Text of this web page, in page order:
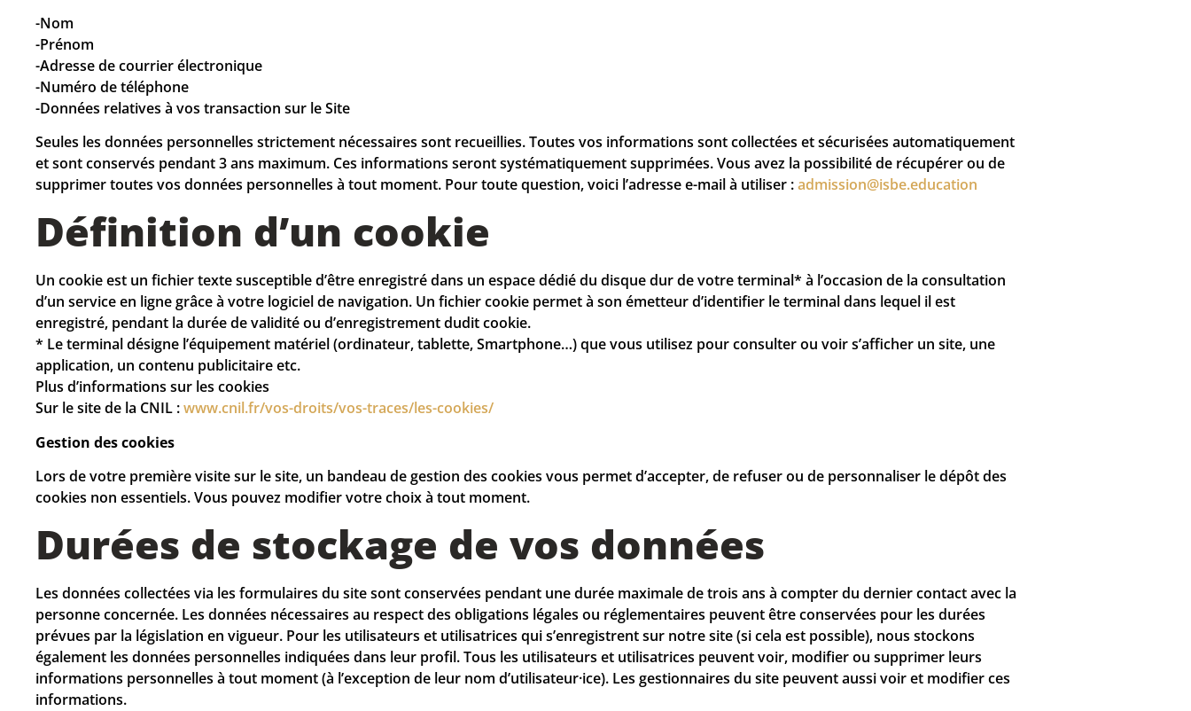
-Nom
-Prénom
-Adresse de courrier électronique
-Numéro de téléphone
-Données relatives à vos transaction sur le Site
Seules les données personnelles strictement nécessaires sont recueillies. Toutes vos informations sont collectées et sécurisées automatiquement
et sont conservés pendant 3 ans maximum. Ces informations seront systématiquement supprimées. Vous avez la possibilité de récupérer ou de
supprimer toutes vos données personnelles à tout moment. Pour toute question, voici l’adresse e-mail à utiliser :admission@isbe.education
Définition d’un cookie
Un cookie est un fichier texte susceptible d’être enregistré dans un espace dédié du disque dur de votre terminal* à l’occasion de la consultation
d’un service en ligne grâce à votre logiciel de navigation. Un fichier cookie permet à son émetteur d’identifier le terminal dans lequel il est
enregistré, pendant la durée de validité ou d’enregistrement dudit cookie.
* Le terminal désigne l’équipement matériel (ordinateur, tablette, Smartphone…) que vous utilisez pour consulter ou voir s’afficher un site, une
application, un contenu publicitaire etc.
Plus d’informations sur les cookies
Sur le site de la CNIL :www.cnil.fr/vos-droits/vos-traces/les-cookies/
Gestion des cookies
Lors de votre première visite sur le site, un bandeau de gestion des cookies vous permet d’accepter, de refuser ou de personnaliser le dépôt des
cookies non essentiels. Vous pouvez modifier votre choix à tout moment.
Durées de stockage de vos données
Les données collectées via les formulaires du site sont conservées pendant une durée maximale de trois ans à compter du dernier contact avec la
personne concernée. Les données nécessaires au respect des obligations légales ou réglementaires peuvent être conservées pour les durées
prévues par la législation en vigueur. Pour les utilisateurs et utilisatrices qui s’enregistrent sur notre site (si cela est possible), nous stockons
également les données personnelles indiquées dans leur profil. Tous les utilisateurs et utilisatrices peuvent voir, modifier ou supprimer leurs
informations personnelles à tout moment (à l’exception de leur nom d’utilisateur·ice). Les gestionnaires du site peuvent aussi voir et modifier ces
informations.